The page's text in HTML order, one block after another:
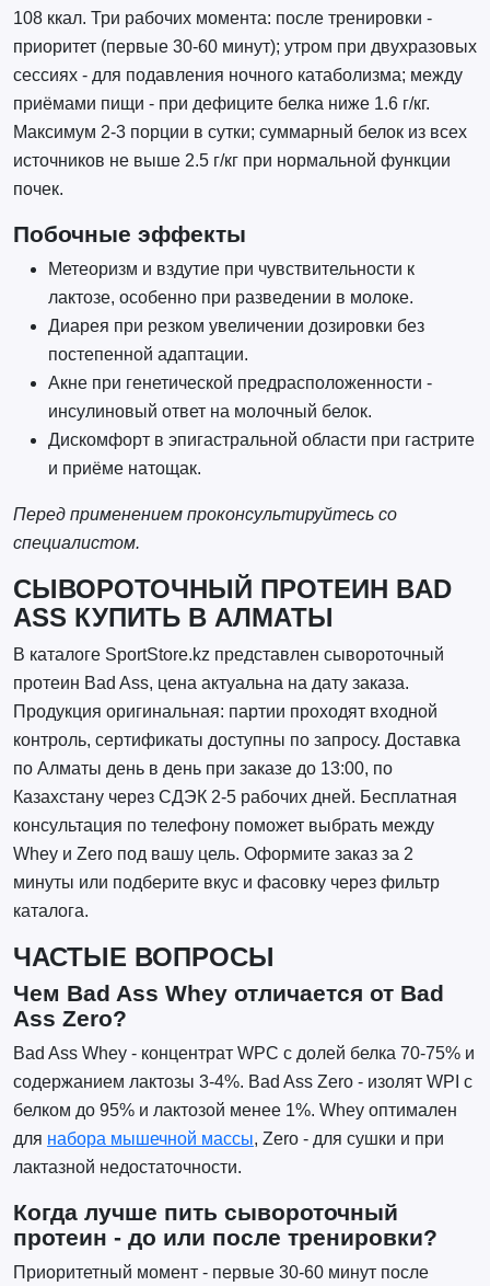
108 ккал. Три рабочих момента: после тренировки -
приоритет (первые 30-60 минут); утром при двухразовых
сессиях - для подавления ночного катаболизма; между
приёмами пищи - при дефиците белка ниже 1.6 г/кг.
Максимум 2-3 порции в сутки; суммарный белок из всех
источников не выше 2.5 г/кг при нормальной функции
почек.
Побочные эффекты
Метеоризм и вздутие при чувствительности к
лактозе, особенно при разведении в молоке.
Диарея при резком увеличении дозировки без
постепенной адаптации.
Акне при генетической предрасположенности -
инсулиновый ответ на молочный белок.
Дискомфорт в эпигастральной области при гастрите
и приёме натощак.
Перед применением проконсультируйтесь со
специалистом.
СЫВОРОТОЧНЫЙ ПРОТЕИН BAD
ASS КУПИТЬ В АЛМАТЫ
В каталоге SportStore.kz представлен сывороточный
протеин Bad Ass, цена актуальна на дату заказа.
Продукция оригинальная: партии проходят входной
контроль, сертификаты доступны по запросу. Доставка
по Алматы день в день при заказе до 13:00, по
Казахстану через СДЭК 2-5 рабочих дней. Бесплатная
консультация по телефону поможет выбрать между
Whey и Zero под вашу цель. Оформите заказ за 2
минуты или подберите вкус и фасовку через фильтр
каталога.
ЧАСТЫЕ ВОПРОСЫ
Чем Bad Ass Whey отличается от Bad
Ass Zero?
Bad Ass Whey - концентрат WPC с долей белка 70-75% и
содержанием лактозы 3-4%. Bad Ass Zero - изолят WPI с
белком до 95% и лактозой менее 1%. Whey оптимален
для набора мышечной массы, Zero - для сушки и при
лактазной недостаточности.
Когда лучше пить сывороточный
протеин - до или после тренировки?
Приоритетный момент - первые 30-60 минут после